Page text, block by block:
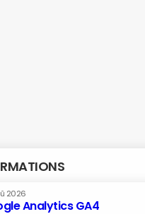
2026
Analytics GA4